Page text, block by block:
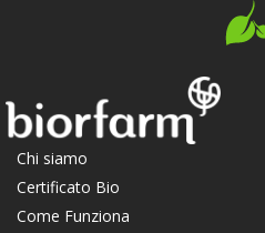
Chi siamo
Certificato Bio
Come Funziona